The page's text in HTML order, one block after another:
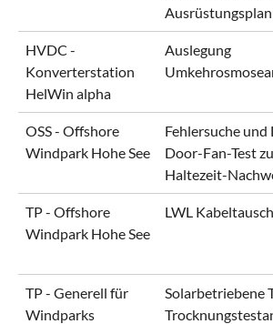
HVDC -
Konverterstation
HelWin alpha
Auslegung
OSS - Offshore
Windpark Hohe See
Fehlersuche
Door-Fan-Test
Haltezeit-
TP - Offshore
Windpark Hohe See
LWL Kabeltausch
TP - Generell für
Windparks
Solarbetriebene